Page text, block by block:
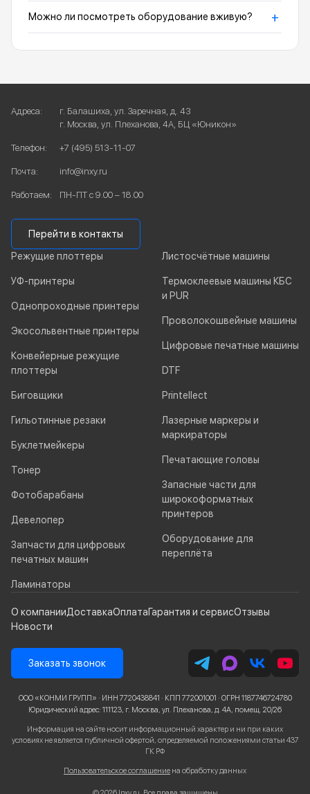
Можно ли посмотреть оборудование вживую? +
Режущие плоттеры
УФ-принтеры
Однопроходные принтеры
Экосольвентные принтеры
Конвейерные режущие
плоттеры
Биговщики
Гильотинные резаки
Буклетмейкеры
Тонер
Фотобарабаны
Девелопер
Запчасти для цифровых
печатных машин
Ламинаторы
Листосчётные машины
Термоклеевые машины КБС
и PUR
Проволокошвейные машины
Цифровые печатные машины
DTF
Printellect
Лазерные маркеры и
маркираторы
Печатающие головы
Запасные части для
широкоформатных
принтеров
Оборудование для
переплёта
О компанииДоставкаОплатаГарантия и сервисОтзывы
Новости
Адреса:
г. Балашиха, ул. Заречная, д. 43
г. Москва, ул. Плеханова, 4А, БЦ «Юникон»
Телефон: +7 (495) 513-11-07
Почта: info@inxy.ru
Работаем: ПН-ПТ с 9.00 – 18.00
Перейти в контакты
Заказать звонок
ООО «КОНМИ ГРУПП» · ИНН 7720438841 · КПП 772001001 · ОГРН 1187746724780
Юридический адрес: 111123, г. Москва, ул. Плеханова, д. 4А, помещ. 20/26
Информация на сайте носит информационный характер и ни при каких
условиях не является публичной офертой, определяемой положениями статьи 437
ГК РФ
Пользовательское соглашение на обработку данных